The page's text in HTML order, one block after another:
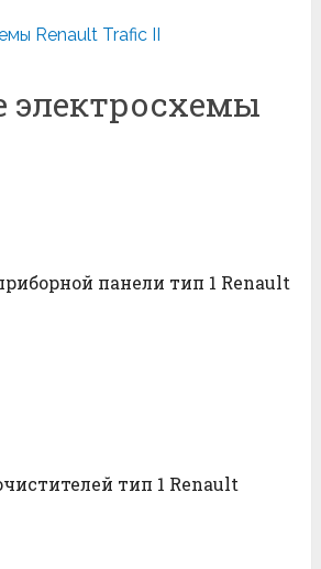
Renault Trafic II
электросхемы
панели тип 1 Renault
тип 1 Renault